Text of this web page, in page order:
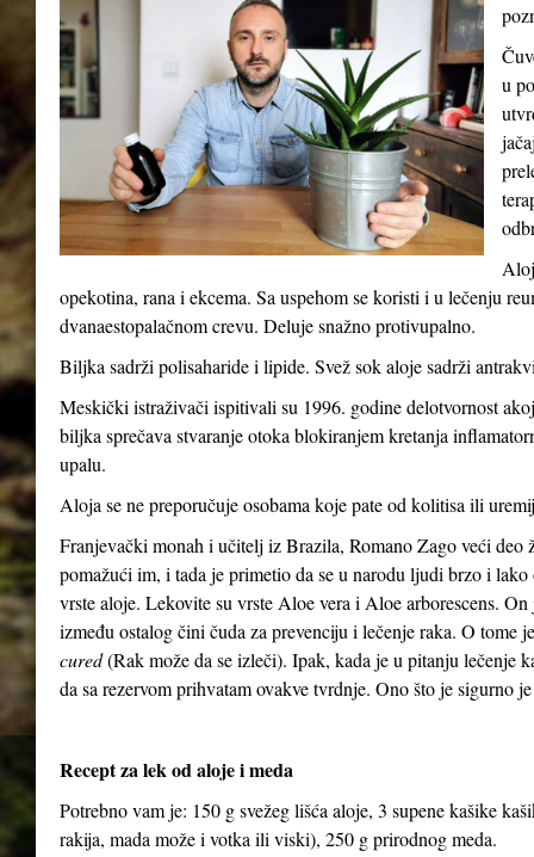
u
opekotina, rana i ekcema. Sa uspehom se koristi i u lečenju
dvanaestopalačnom crevu. Deluje snažno protivupalno.
Biljka sadrži polisaharide i lipide. Svež sok aloje sadrži
Meskički istraživači ispitivali su 1996. godine delotvornost
biljka sprečava stvaranje otoka blokiranjem kretanja
upalu.
Aloja se ne preporučuje osobama koje pate od kolitisa ili
Franjevački monah i učitelj iz Brazila, Romano Zago veći deo
pomažući im, i tada je primetio da se u narodu ljudi brzo i
vrste aloje. Lekovite su vrste Aloe vera i Aloe arborescens.
između ostalog čini čuda za prevenciju i lečenje raka. O
cured(Rak može da se izleči). Ipak, kada je u pitanju lečenje
da sa rezervom prihvatam ovakve tvrdnje. Ono što je sigurno
Recept za lek od aloje i meda
Potrebno vam je: 150 g svežeg lišća aloje, 3 supene kašike
rakija, mada može i votka ili viski), 250 g prirodnog meda.